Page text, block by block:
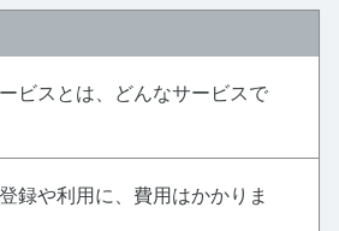
ビスとは、どんなサービスで
録や利用に、費用はかかりま